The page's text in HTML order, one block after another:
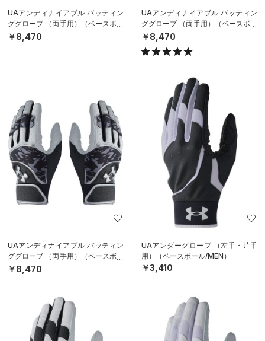
UAアンディナイアブル バッティン
ググローブ （両手用）（ベースボー
ル/MEN）
￥8,470
UAアンディナイアブル バッティン
ググローブ （両手用）（ベースボー
ル/MEN）
￥8,470
UAアンディナイアブル バッティン
ググローブ （両手用）（ベースボー
ル/MEN）
￥8,470
UAアンダーグローブ （左手・片手
用）（ベースボール/MEN）
￥3,410